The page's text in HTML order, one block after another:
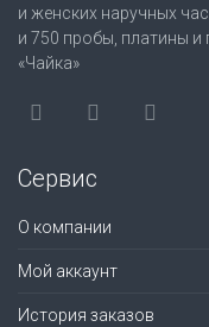
и женских наручных
и 750 пробы, платины и
«Чайка»
Сервис
О компании
Мой аккаунт
История заказов